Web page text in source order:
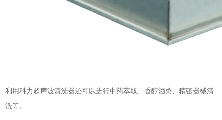
利用科力超声波清洗器还可以进行中药萃取、香醇酒类、精密器械清
洗等。